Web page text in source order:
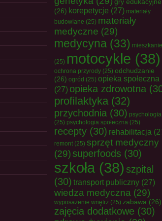
gry edukacyjne
(26) korepetycje (27) materiały
budowlane (25) materiały
medyczne (29)
medycyna (33) mieszkanie
(25) motocykle (38)
ochrona przyrody (25) odchudzanie
(26) ogród (25) opieka społeczna
(27) opieka zdrowotna
profilaktyka (32)
przychodnia (30) psychologia
(25) psychologia społeczna (25)
recepty (30) rehabilitacja
remont (25) sprzęt medyczny
(29) superfoods (30)
szkoła (38) szpital
(30) transport publiczny (27)
wiedza medyczna (29)
wyposażenie wnętrz (25) zabawa (26)
zajęcia dodatkowe (30)